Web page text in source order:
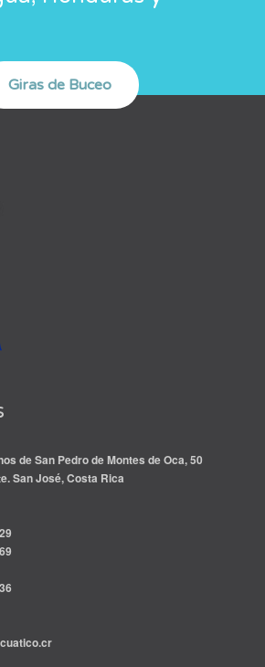
de San Pedro de Montes de Oca, 50
San José, Costa Rica